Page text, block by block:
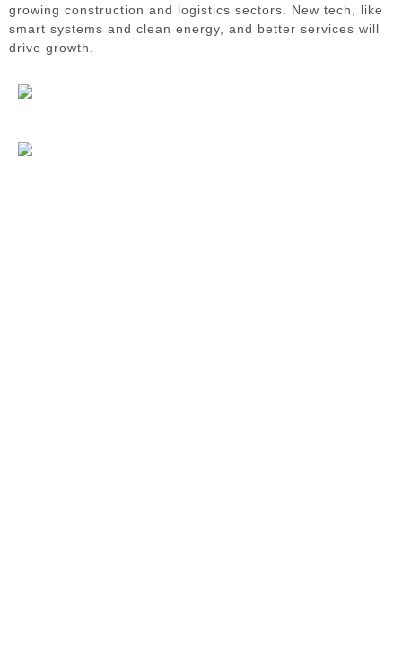
growing construction and logistics sectors. New tech, like
smart systems and clean energy, and better services will
drive growth.